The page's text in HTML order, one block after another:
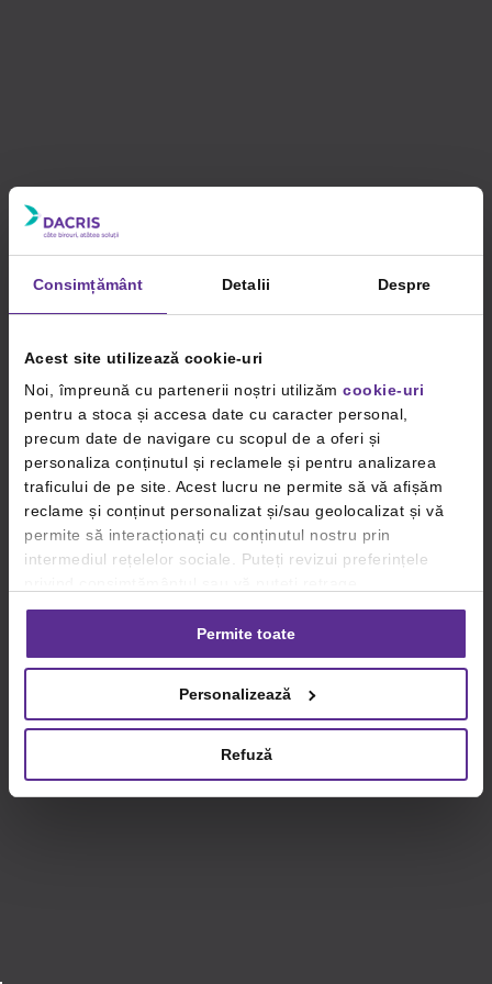
Consimțământ Detalii Despre
Acest site utilizează cookie-uri
Noi, împreună cu partenerii noștri utilizăm cookie-uri
pentru a stoca și accesa date cu caracter personal,
precum date de navigare cu scopul de a oferi și
personaliza conținutul și reclamele și pentru analizarea
traficului de pe site. Acest lucru ne permite să vă afișăm
reclame și conținut personalizat și/sau geolocalizat și vă
permite să interacționați cu conținutul nostru prin
intermediul rețelelor sociale. Puteți revizui preferințele
consimțământul oricând, făcând click pe linkul către
setările dvs. de cookie-uri.
privind utilizarea modulelor cookie.Detalii
Permite toate
Personalizează
Refuză